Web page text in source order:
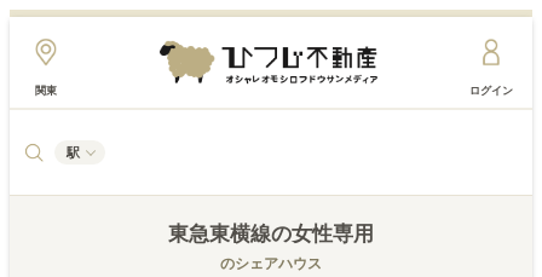
関東 ログイン
駅
東急東横線の女性専用
のシェアハウス